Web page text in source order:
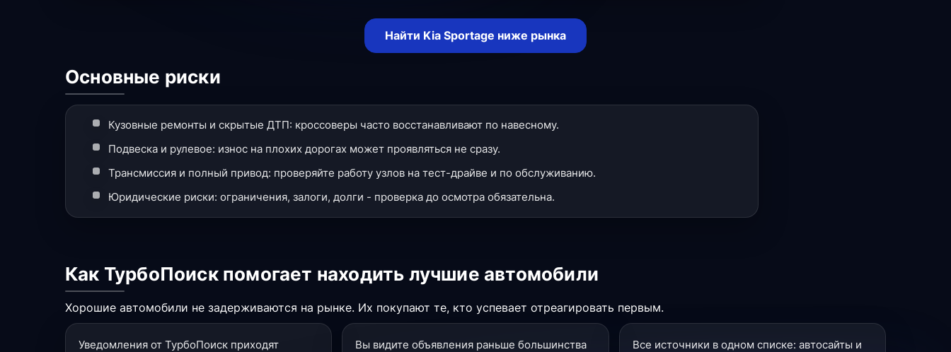
Найти Kia Sportage ниже рынка
Основные риски
Кузовные ремонты и скрытые ДТП: кроссоверы часто восстанавливают по навесному.
Подвеска и рулевое: износ на плохих дорогах может проявляться не сразу.
Трансмиссия и полный привод: проверяйте работу узлов на тест-драйве и по обслуживанию.
Юридические риски: ограничения, залоги, долги - проверка до осмотра обязательна.
Как ТурбоПоиск помогает находить лучшие автомобили
Хорошие автомобили не задерживаются на рынке. Их покупают те, кто успевает отреагировать первым.
Уведомления от ТурбоПоиск приходят
Вы видите объявления раньше большинства
Все источники в одном списке: автосайты и